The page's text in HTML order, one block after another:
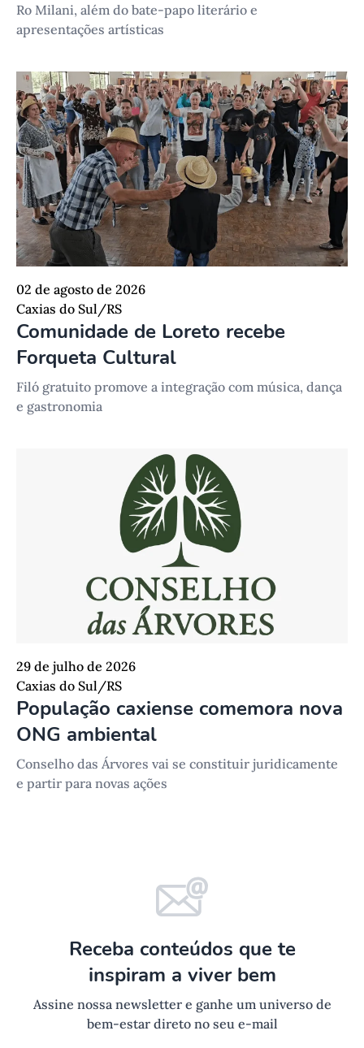
Ro Milani, além do bate-papo literário e
apresentações artísticas
02 de agosto de 2026
Caxias do Sul/RS
Comunidade de Loreto recebe
Forqueta Cultural
Filó gratuito promove a integração com música, dança
e gastronomia
29 de julho de 2026
Caxias do Sul/RS
População caxiense comemora nova
ONG ambiental
Conselho das Árvores vai se constituir juridicamente
e partir para novas ações
Receba conteúdos que te
inspiram a viver bem
Assine nossa newsletter e ganhe um universo de
bem-estar direto no seu e-mail